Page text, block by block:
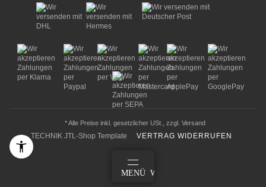
* Alle Preise inkl. gesetzlicher USt., zzgl. Versand
TECHNIK JTL-Shop Template VERTRAG WIDERRUFEN
MENÜ WARENKORB